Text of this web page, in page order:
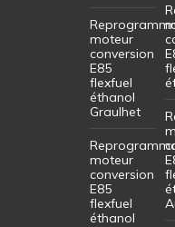
moteur
conversion
E85
flexfuel
éthanol
Graulhet
moteur
conversion
E85
flexfuel
éthanol